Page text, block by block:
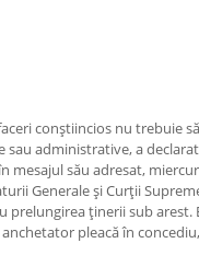
conștiincios nu trebuie
sau administrative, a
mesajul său adresat,
Generale și Curții
prelungirea ținerii sub arest.
pleacă în